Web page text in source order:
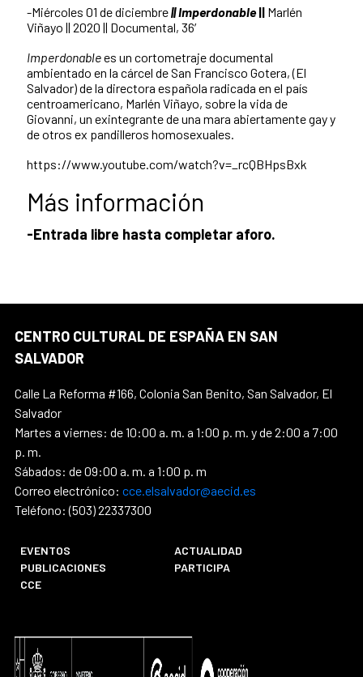
-Miércoles 01 de diciembre|| Imperdonable|| Marlén
Viñayo || 2020 || Documental, 36′
Imperdonablees un cortometraje documental
ambientado en la cárcel de San Francisco Gotera, (El
Salvador) de la directora española radicada en el país
centroamericano, Marlén Viñayo, sobre la vida de
Giovanni, un exintegrante de una mara abiertamente gay y
de otros ex pandilleros homosexuales.
https://www.youtube.com/watch?v=_rcQBHpsBxk
Más información
-Entrada libre hasta completar aforo.
CENTRO CULTURAL DE ESPAÑA EN SAN
SALVADOR
Calle La Reforma #166, Colonia San Benito, San Salvador, El
Salvador
Martes a viernes: de 10:00 a. m. a 1:00 p. m. y de 2:00 a 7:00
p. m.
Sábados: de 09:00 a. m. a 1:00 p. m
Correo electrónico: cce.elsalvador@aecid.es
Teléfono: (503) 22337300
EVENTOS
ACTUALIDAD
PUBLICACIONES
PARTICIPA
CCE